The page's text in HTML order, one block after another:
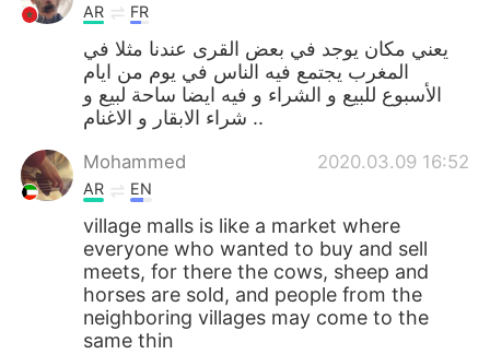
Indonesia
Türkçe Tiếng Việt
AR FR
يعني مكان يوجد في بعض القرى عندنا مثلا في
المغرب يجتمع فيه الناس في يوم من ايام
الأسبوع للبيع و الشراء و فيه ايضا ساحة لبيع و
شراء الابقار و الاغنام ..
Mohammed 2020.03.09 16:52
AR EN
village malls is like a market where
everyone who wanted to buy and sell
meets, for there the cows, sheep and
horses are sold, and people from the
neighboring villages may come to the
same thin